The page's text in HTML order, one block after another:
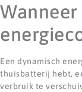
Een dynamisch
thuisbatterij hebt,
verbruik te